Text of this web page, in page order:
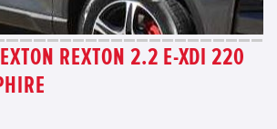
REXTON 2.2 E-XDI 220